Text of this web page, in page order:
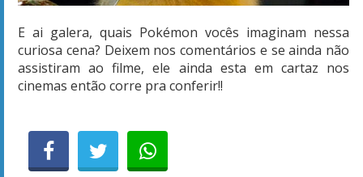
E ai galera, quais Pokémon vocês imaginam nessa
curiosa cena? Deixem nos comentários e se ainda não
assistiram ao filme, ele ainda esta em cartaz nos
cinemas então corre pra conferir!!